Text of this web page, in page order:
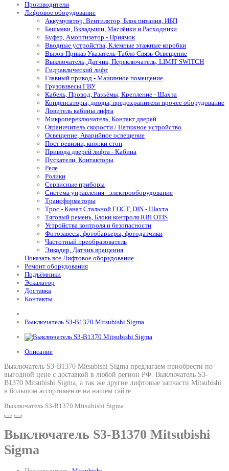
Производители
Лифтовое оборудование
Аккумулятор, Вентилятор, Блок питания, ИБП
Башмаки, Вкладыши, Маслёнки и Расходники
Буфер, Амортизатор - Приямок
Вводные устройства, Клемные этажные коробки
Вызов-Приказ Указатель-Табло Связь-Освещение
Выключатель, Датчик, Переключатель, LIMIT SWITCH
Гидравлический лифт
Главный привод - Машинное помещение
Грузовзвесы ГВУ
Кабель, Провод, Разъёмы, Крепление - Шахта
Конденсаторы, диоды, предохранители прочее оборудование
Ловитель кабины лифта
Микропереключатель, Контакт дверей
Ограничитель скорости / Натяжное устройство
Освещение, Аварийное освещение
Пост ревизии, кнопки стоп
Привода дверей лифта - Кабина
Пускатели, Контакторы
Реле
Ролики
Сервисные приборы
Система управления - электрооборудование
Трансформаторы
Трос - Канат Стальной ГОСТ, DIN - Шахта
Тяговый ремень, Блоки контроля RBI OTIS
Устройства контроля и безопасности
Фотозавесы, фотобарьеры, фотодатчики
Частотный преобразователь
Энкодер, Датчик вращения
Показать все Лифтовое оборудование
Ремонт оборудования
Подъёмники
Эскалатор
Доставка
Контакты
Выключатель S3-B1370 Mitsubishi Sigma
Описание
Выключатель S3-B1370 Mitsubishi Sigma предлагаем приобрести по
выгодной цене с доставкой в любой регион РФ. Выключатель S3-
B1370 Mitsubishi Sigma, а так же другие лифтовые запчасти Mitsubishi
в большом ассортименте на нашем сайте .
Выключатель S3-B1370 Mitsubishi Sigma
Выключатель S3-B1370 Mitsubishi
Sigma